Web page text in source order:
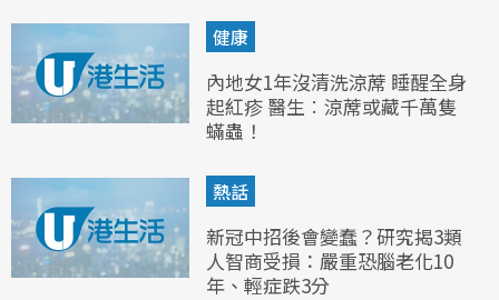
健康
內地女1年沒清洗涼蓆 睡醒全身
起紅疹 醫生︰涼蓆或藏千萬隻
蟎蟲！
熱話
新冠中招後會變蠢？研究揭3類
人智商受損：嚴重恐腦老化10
年、輕症跌3分